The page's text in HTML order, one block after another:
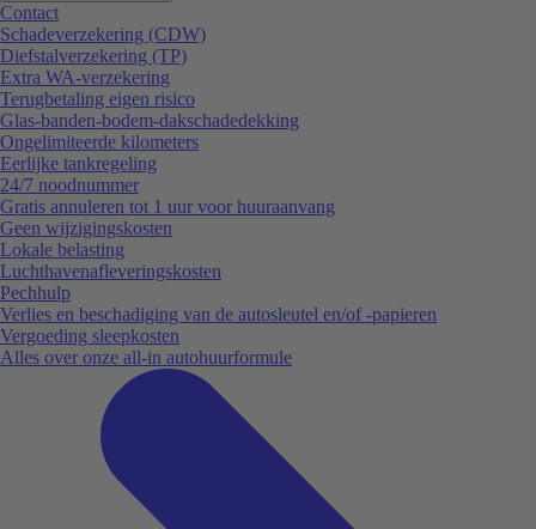
Contact
Schadeverzekering (CDW)
Diefstalverzekering (TP)
Extra WA-verzekering
Terugbetaling eigen risico
Glas-banden-bodem-dakschadedekking
Ongelimiteerde kilometers
Eerlijke tankregeling
24/7 noodnummer
Gratis annuleren tot 1 uur voor huuraanvang
Geen wijzigingskosten
Lokale belasting
Luchthavenafleveringskosten
Pechhulp
Verlies en beschadiging van de autosleutel en/of -papieren
Vergoeding sleepkosten
Alles over onze all-in autohuurformule